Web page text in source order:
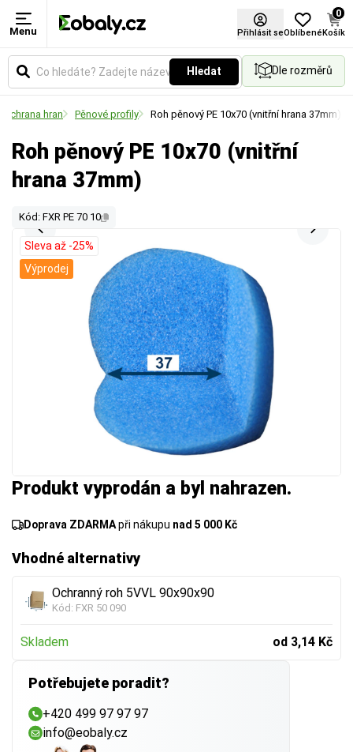
Menu Přihlásit seOblíbené
0
Košík
Hledat Dle rozměrů
Ochrana hran Pěnové profily Roh pěnový PE 10x70 (vnitřní hrana 37mm)
Roh pěnový PE 10x70 (vnitřní
hrana 37mm)
Kód: FXR PE 70 10
Produkt vyprodán a byl nahrazen.
Doprava ZDARMApři nákupu nad 5 000 Kč
Vhodné alternativy
Ochranný roh 5VVL 90x90x90
Kód: FXR 50 090
Skladem od 3,14 Kč
Potřebujete poradit?
+420 499 97 97 97
info@eobaly.cz
Sleva až -25%
Výprodej